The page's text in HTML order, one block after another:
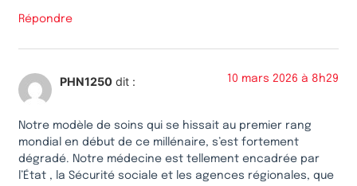
Répondre
PHN1250 dit : 10 mars 2026 à 8h29
Notre modèle de soins qui se hissait au premier rang
mondial en début de ce millénaire, s’est fortement
dégradé. Notre médecine est tellement encadrée par
l’État , la Sécurité sociale et les agences régionales, que